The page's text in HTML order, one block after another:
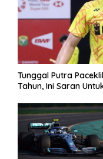
Tunggal Putra
Tahun, Ini Saran